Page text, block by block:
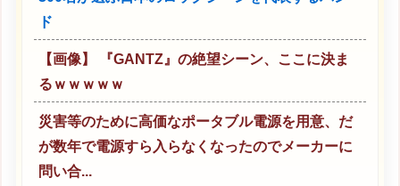
ド
【画像】 『GANTZ』の絶望シーン、ここに決ま
るｗｗｗｗｗ
災害等のために高価なポータブル電源を用意、だ
が数年で電源すら入らなくなったのでメーカーに
問い合...